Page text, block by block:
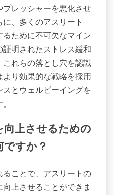
レッシャーを悪化させ
、多くのアスリート
ために不可欠なマイン
証明されたストレス緩和
れらの落とし穴を認識
り効果的な戦略を採用
とウェルビーイングを
向上させるための
すか？
ことで、アスリートの
上させることができま